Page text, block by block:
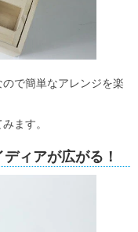
で簡単なアレンジを楽
ます。
ィアが広がる！